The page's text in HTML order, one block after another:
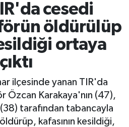
cesedi
öldürülüp
ortaya
çıktı
ilçesinde yanan TIR'da
Özcan Karakaya'nın (47),
tarafından tabancayla
kafasının kesildiği,